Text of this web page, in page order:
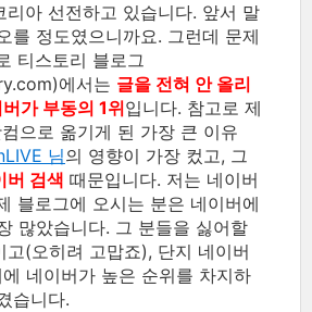
리아 선전하고 있습니다. 앞서 말
를 정도였으니까요. 그런데 문제
티스토리 블로그
에서는 글을 전혀 안 올리
가 부동의 1위입니다. 참고로 제
으로 옮기게 된 가장 큰 이유
님의 영향이 가장 컸고, 그
버 검색 때문입니다. 저는 네이버
블로그에 오시는 분은 네이버에
많았습니다. 그 분들을 싫어할
고(오히려 고맙죠), 단지 네이버
네이버가 높은 순위를 차지하
습니다.